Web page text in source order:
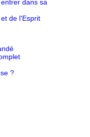
dans sa
de l'Esprit
?